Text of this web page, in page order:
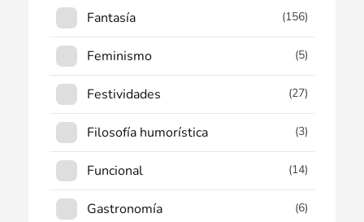
Fantasía (156)
Feminismo (5)
Festividades (27)
Filosofía humorística (3)
Funcional (14)
Gastronomía (6)